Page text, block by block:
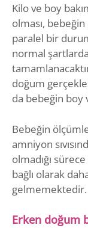
Kilo ve boy
olması, bebeğin
paralel bir
normal
doğum
da bebeğin boy
Bebeğin
amniyon
olmadığı
bağlı olarak
gelmemektedir.
Erken doğum